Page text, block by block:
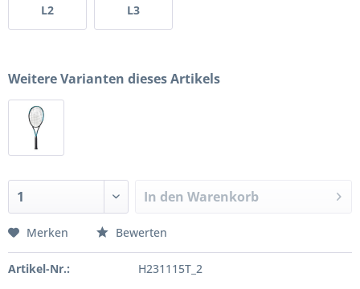
L2 L3
Weitere Varianten dieses Artikels
In den Warenkorb
Merken Bewerten
Artikel-Nr.: H231115T_2